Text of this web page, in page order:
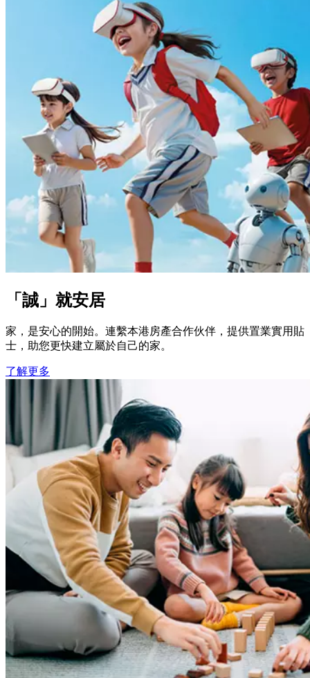
「誠」就安居
家，是安心的開始。連繫本港房產合作伙伴，提供置業實用貼
士，助您更快建立屬於自己的家。
了解更多